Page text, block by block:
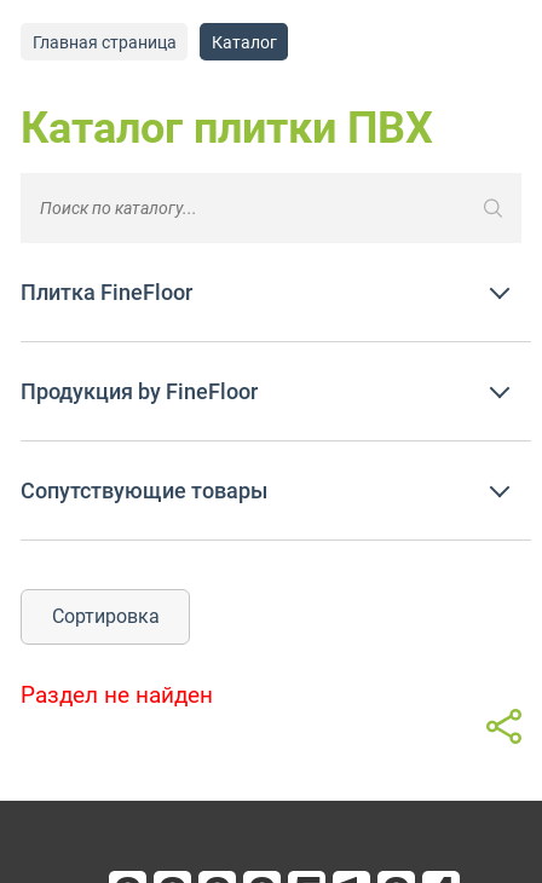
Главная страница Каталог
Каталог плитки ПВХ
Плитка FineFloor
Продукция by FineFloor
Сопутствующие товары
Сортировка
Раздел не найден